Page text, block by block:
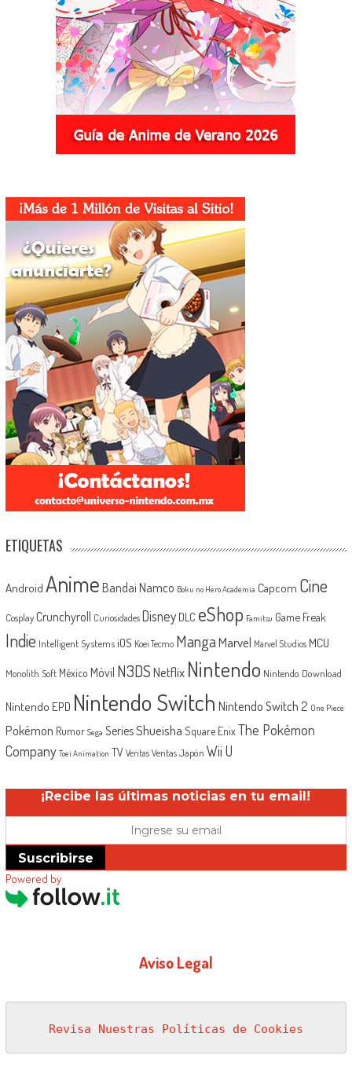
ETIQUETAS
Android Anime Bandai Namco Boku no Hero Academia Capcom Cine
Cosplay Crunchyroll Curiosidades Disney DLC eShop Famitsu Game Freak
Indie Intelligent Systems iOS Koei Tecmo MangaMarvel Marvel Studios MCU
Monolith Soft México Móvil N3DSNetflix Nintendo Nintendo Download
Nintendo EPD Nintendo Switch Nintendo Switch 2 One Piece
Pokémon Rumor Sega SeriesShueisha Square EnixThe Pokémon
Company Toei Animation TV Ventas Ventas Japón Wii U
¡Recibe las últimas noticias en tu email!
Suscribirse
Powered by
Aviso Legal
Revisa Nuestras Políticas de Cookies